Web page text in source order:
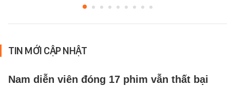
TIN MỚI CẬP NHẬT
Nam diễn viên đóng 17 phim vẫn thất bại